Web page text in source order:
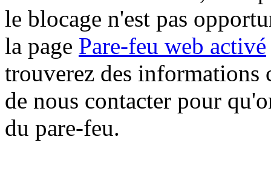
le blocage n'est pas
la page Pare-feu web activé
trouverez des informations
de nous contacter pour
du pare-feu.